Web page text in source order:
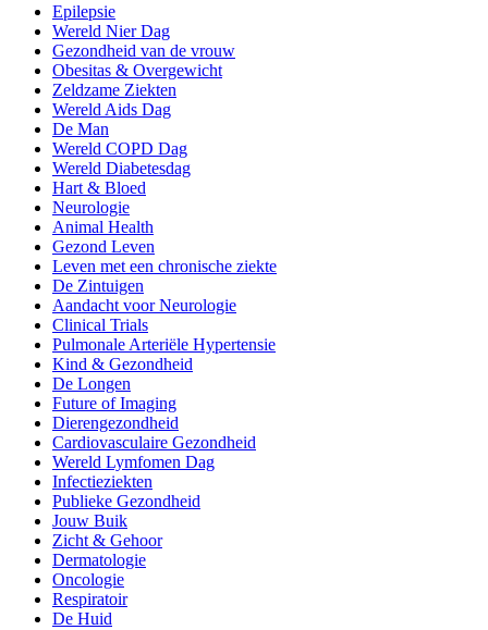
Epilepsie
Wereld Nier Dag
Gezondheid van de vrouw
Obesitas & Overgewicht
Zeldzame Ziekten
Wereld Aids Dag
De Man
Wereld COPD Dag
Wereld Diabetesdag
Hart & Bloed
Neurologie
Animal Health
Gezond Leven
Leven met een chronische ziekte
De Zintuigen
Aandacht voor Neurologie
Clinical Trials
Pulmonale Arteriële Hypertensie
Kind & Gezondheid
De Longen
Future of Imaging
Dierengezondheid
Cardiovasculaire Gezondheid
Wereld Lymfomen Dag
Infectieziekten
Publieke Gezondheid
Jouw Buik
Zicht & Gehoor
Dermatologie
Oncologie
Respiratoir
De Huid